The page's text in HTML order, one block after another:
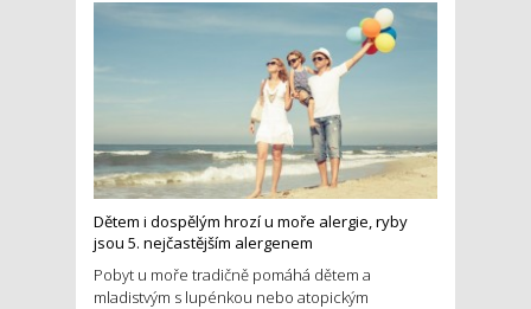
Dětem i dospělým hrozí u moře alergie, ryby
jsou 5. nejčastějším alergenem
Pobyt u moře tradičně pomáhá dětem a
mladistvým s lupénkou nebo atopickým